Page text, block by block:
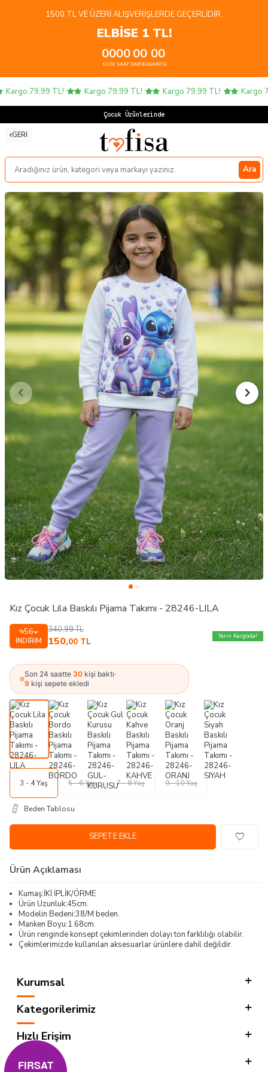
1500 TL VE ÜZERI ALIŞVERIŞLERDE GEÇERLIDIR.
ELBİSE 1 TL!
00
GÜN
00
SAAT
00
DAKIKA
00
SANIYE
79,99 TL! Kargo 79,99 TL! Kargo 79,99 TL! Kargo
Çocuk Ürünlerinde 4
GERI
Ara
Kız Çocuk Lila Baskılı Pijama Takımı - 28246-LILA
%56
İNDIRIM
340,99TL
150,00 TL
Yarın Kargoda!
Son 24 saatte 30 kişi baktı·
9 kişi sepete ekledi
3 - 4 Yaş 5 - 6 Yaş 7 - 8 Yaş 9 - 10 Yaş
Beden Tablosu
SEPETE EKLE
Ürün Açıklaması
Kumaş:İKİ İPLİK/ÖRME
Ürün Uzunluk:45cm.
Modelin Bedeni:38/M beden.
Manken Boyu:1.68cm.
Ürün renginde konsept çekimlerinden dolayı ton farklılığı olabilir.
Çekimlerimizde kullanılan aksesuarlar ürünlere dahil değildir.
Kurumsal
Kategorilerimiz
Hızlı Erişim
Sosyal
FIRSAT